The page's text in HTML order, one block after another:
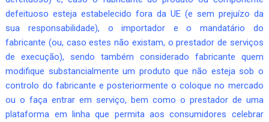
defeituoso esteja estabelecido fora da UE (e sem prejuízo da
sua responsabilidade), o importador e o mandatário do
fabricante (ou, caso estes não existam, o prestador de serviços
de execução), sendo também considerado fabricante quem
modifique substancialmente um produto que não esteja sob o
controlo do fabricante e posteriormente o coloque no mercado
ou o faça entrar em serviço, bem como o prestador de uma
plataforma em linha que permita aos consumidores celebrar